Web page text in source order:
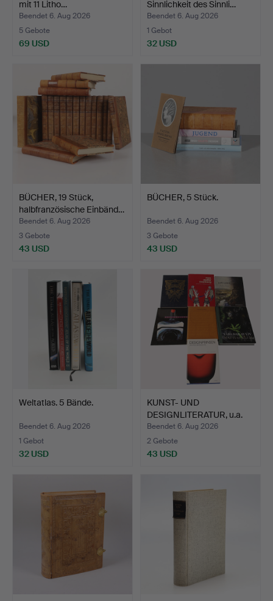
mit 11 Litho…
Beendet 6. Aug 2026
5 Gebote
69 USD
Sinnlichkeit des Sinnli…
Beendet 6. Aug 2026
1 Gebot
32 USD
BÜCHER, 19 Stück,
halbfranzösische Einbänd…
Beendet 6. Aug 2026
3 Gebote
43 USD
BÜCHER, 5 Stück.
Beendet 6. Aug 2026
3 Gebote
43 USD
Weltatlas. 5 Bände.
Beendet 6. Aug 2026
1 Gebot
32 USD
KUNST- UND
DESIGNLITERATUR, u.a.
Max Walte…
Beendet 6. Aug 2026
2 Gebote
43 USD